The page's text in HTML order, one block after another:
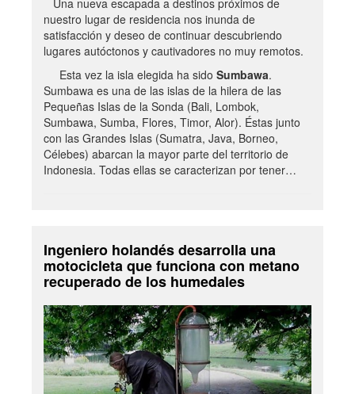
nuestro lugar de residencia nos inunda de
satisfacción y deseo de continuar descubriendo
lugares autóctonos y cautivadores no muy remotos.
Esta vez la isla elegida ha sido Sumbawa.
Sumbawa es una de las islas de la hilera de las
Pequeñas Islas de la Sonda (Bali, Lombok,
Sumbawa, Sumba, Flores, Timor, Alor). Éstas junto
con las Grandes Islas (Sumatra, Java, Borneo,
Célebes) abarcan la mayor parte del territorio de
Indonesia. Todas ellas se caracterizan por tener…
Ingeniero holandés desarrolla una
motocicleta que funciona con metano
recuperado de los humedales